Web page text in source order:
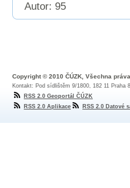
Autor: 95
Copyright © 2010 ČÚZK, Všechna
Kontakt: Pod sídlištěm 9/1800, 182 11 Praha
RSS 2.0 Geoportál ČÚZK
RSS 2.0 Aplikace
RSS 2.0 Datové